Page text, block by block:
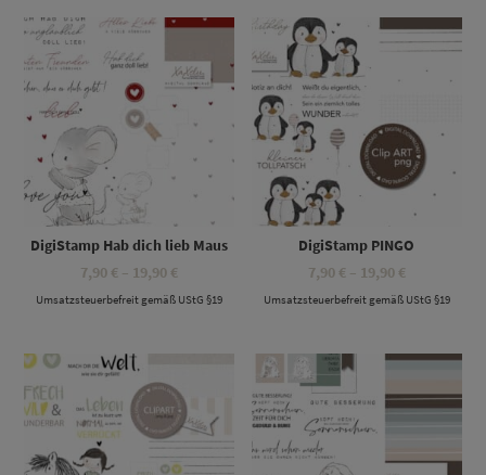
Dieses Produkt weist mehrere Varianten auf. Die Optionen können auf der Produktseite gewählt werden
DigiStamp Hab dich lieb Maus
7,90 € – 19,90 €
bis
Umsatzsteuerbefreit gemäß UStG §19
Dieses Produkt weist mehrere Varianten auf. Die Optionen können auf der Produktseite gewählt werden
DigiStamp PINGO
7,90 € – 19,90 €
bis
Umsatzsteuerbefreit gemäß UStG §19
Dieses Produkt weist mehrere Varianten auf. Die Optionen können auf der Produktseite gewählt werden Dieses Produkt weist mehrere Varianten auf. Die Optionen können auf der Produktseite gewählt werden